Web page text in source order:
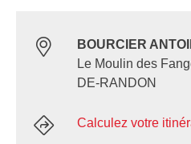
BOURCIER
Le Moulin des
DE-RANDON
Calculez votre